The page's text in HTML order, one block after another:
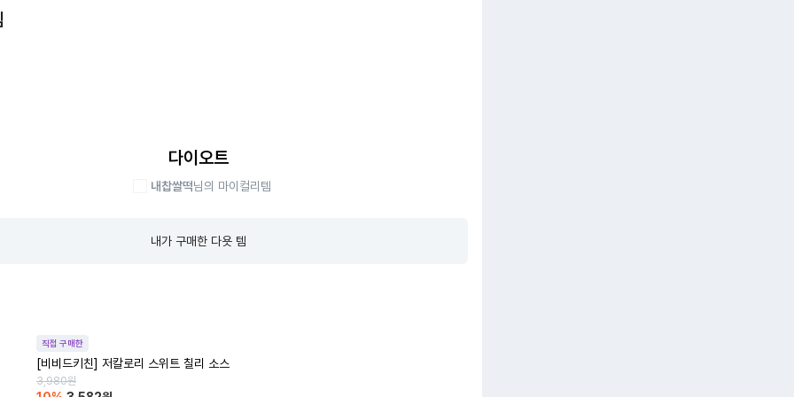
다이오트
내찹쌀떡님의 마이컬리템
내가 구매한 다욧 템
직접 구매한
[비비드키친] 저칼로리 스위트 칠리 소스
3,980원